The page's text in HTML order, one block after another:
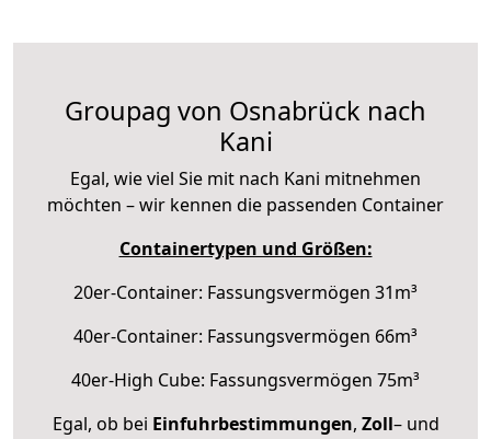
Groupag von Osnabrück nach
Kani
Egal, wie viel Sie mit nach Kani mitnehmen
möchten – wir kennen die passenden Container
Containertypen und Größen:
20er-Container: Fassungsvermögen 31m³
40er-Container: Fassungsvermögen 66m³
40er-High Cube: Fassungsvermögen 75m³
Egal, ob bei Einfuhrbestimmungen, Zoll– und